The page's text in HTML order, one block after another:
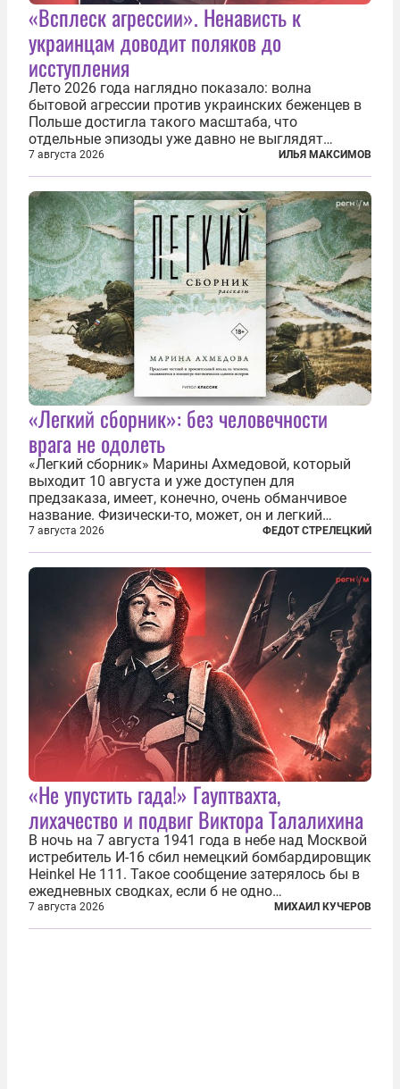
«Всплеск агрессии». Ненависть к
украинцам доводит поляков до
исступления
Лето 2026 года наглядно показало: волна
бытовой агрессии против украинских беженцев в
Польше достигла такого масштаба, что
отдельные эпизоды уже давно не выглядят
случайными. Поляки, судя по происходящему,
буквально теряют рассудок от ненависти к
украинским беженцам, и каждый новый случай
по-своему...
7 августа 2026 ИЛЬЯ МАКСИМОВ
«Легкий сборник»: без человечности
врага не одолеть
«Легкий сборник» Марины Ахмедовой, который
выходит 10 августа и уже доступен для
предзаказа, имеет, конечно, очень обманчивое
название. Физически-то, может, он и легкий
относительно. Но метафизически —
безотносительно тяжелый. Десять рассказов,
каждый из которых напрямую или косвенно (в
основном —...
7 августа 2026 ФЕДОТ СТРЕЛЕЦКИЙ
«Не упустить гада!» Гауптвахта,
лихачество и подвиг Виктора Талалихина
В ночь на 7 августа 1941 года в небе над Москвой
истребитель И-16 сбил немецкий бомбардировщик
Heinkel He 111. Такое сообщение затерялось бы в
ежедневных сводках, если б не одно
обстоятельство. Это был один из первых в
истории отечественной авиации ночных таранов.
7 августа 2026 МИХАИЛ КУЧЕРОВ